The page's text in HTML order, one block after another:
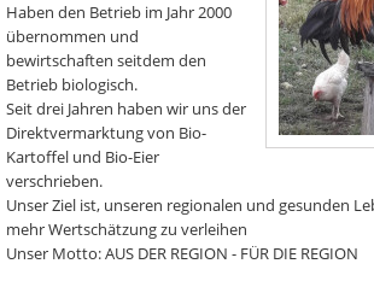
Haben den Betrieb im Jahr 2000
übernommen und
bewirtschaften seitdem den
Betrieb biologisch.
Seit drei Jahren haben wir uns der
Direktvermarktung von Bio-
Kartoffel und Bio-Eier
verschrieben.
Unser Ziel ist, unseren regionalen und gesunden
mehr Wertschätzung zu verleihen
Unser Motto: AUS DER REGION - FÜR DIE REGION